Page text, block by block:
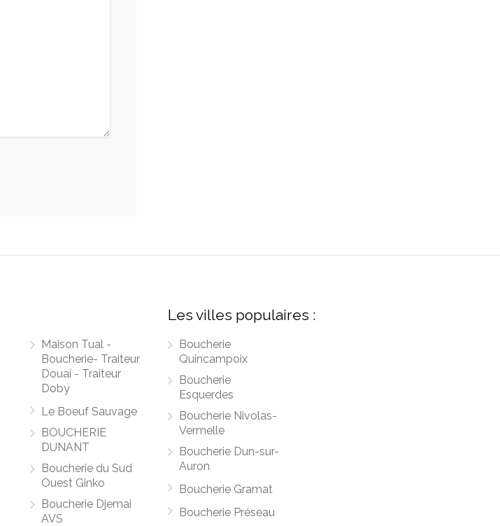
Maison Tual -
Boucherie- Traiteur
Douai - Traiteur
Doby
Le Boeuf Sauvage
BOUCHERIE
DUNANT
Boucherie du Sud
Ouest Ginko
Boucherie Djemai
AVS
Les villes populaires :
Boucherie
Quincampoix
Boucherie
Esquerdes
Boucherie Nivolas-
Vermelle
Boucherie Dun-sur-
Auron
Boucherie Gramat
Boucherie Préseau